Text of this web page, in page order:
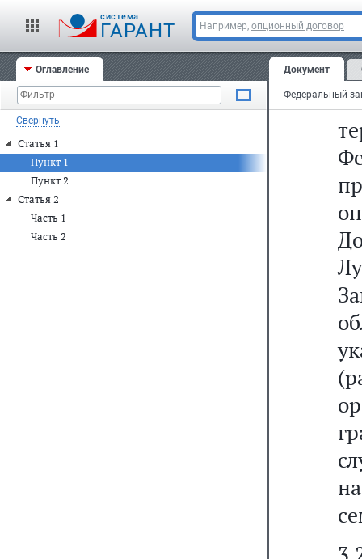
cистема
ГАРАНТ Например, опционный договор
Оглавление
Свернуть
Статья 1
Пункт 1
Пункт 2
Статья 2
Часть 1
Часть 2
Документ